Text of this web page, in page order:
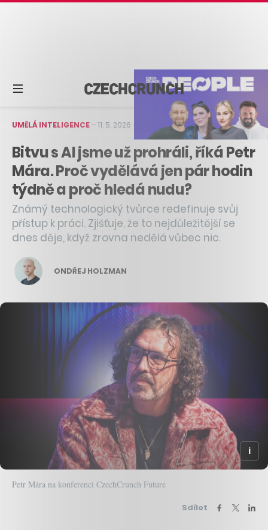
UMĚLÁ INTELIGENCE–11. 5. 2026 – 4 min čtení
Bitvu s AI jsme už prohráli, říká Petr
Mára. Proč vydělává jen pár hodin
týdně a proč hledá nudu?
Známý technologický tvůrce redefinuje svůj
přístup k práci. Zjišťuje, že to nejdůležitější se
dnes děje, když zrovna nedělá vůbec nic.
ONDŘEJ HOLZMAN
Petr Mára na konferenci CzechCrunch Future
Sdílet